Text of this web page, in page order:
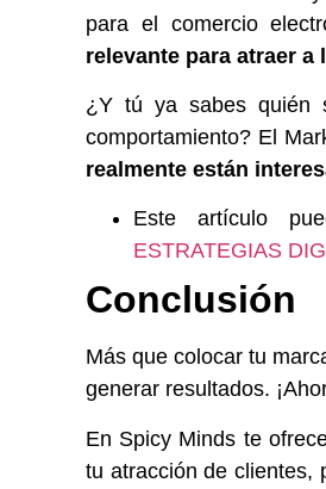
para el comercio
relevante para atraer
¿Y tú ya sabes quién
comportamiento? El
realmente están
Este artículo
ESTRATEGIAS
Conclusión
Más que colocar tu
generar resultados.
En Spicy Minds te
tu atracción de clientes,